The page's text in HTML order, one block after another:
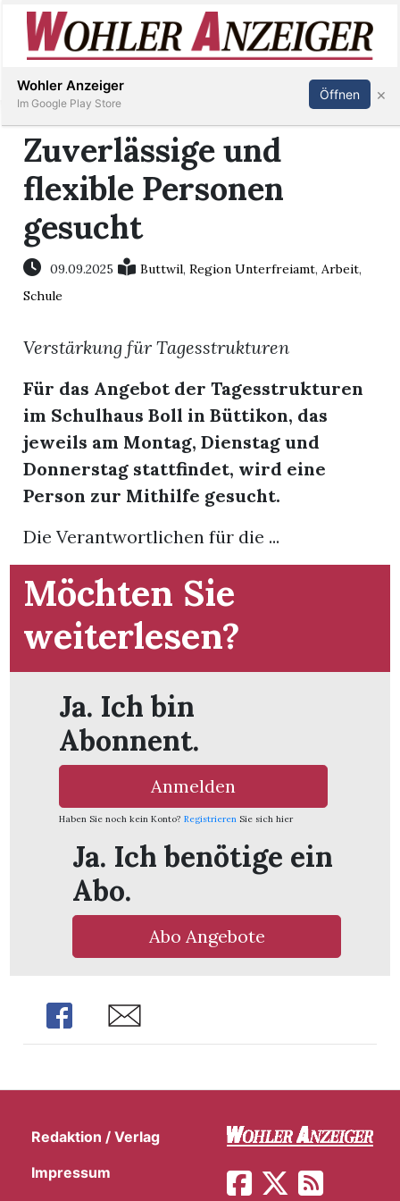
Immobilien
Veranstaltungen
Stellen
Paper
Newsletter
App
Inserieren Abonnieren Anmelden
Zuverlässige und
flexible Personen
gesucht
09.09.2025 Buttwil,Region Unterfreiamt,Arbeit,
Schule
Verstärkung für Tagesstrukturen
Für das Angebot der Tagesstrukturen
im Schulhaus Boll in Büttikon, das
jeweils am Montag, Dienstag und
Donnerstag stattfindet, wird eine
Person zur Mithilfe gesucht.
Die Verantwortlichen für die ...
Möchten Sie
weiterlesen?
Ja. Ich bin
Abonnent.
Anmelden
Haben Sie noch kein Konto? Registrieren Sie sich hier
Ja. Ich benötige ein
Abo.
Abo Angebote
Share Share
Redaktion / Verlag
Impressum
Wohler Anzeiger
Im Google Play Store
Öffnen ×